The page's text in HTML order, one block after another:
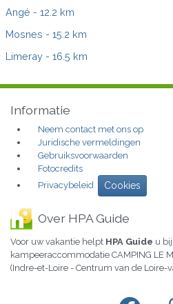
Angé - 12.2 km
Mosnes - 15.2 km
Limeray - 16.5 km
Informatie
Neem contact met ons op
Juridische vermeldingen
Gebruiksvoorwaarden
Fotocredits
Privacybeleid
Cookies
Over HPA Guide
Voor uw vakantie helpt HPA Guide u
kampeeraccommodatie CAMPING LE
(Indre-et-Loire - Centrum van de Loire-